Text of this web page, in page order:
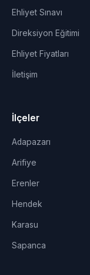
Ehliyet Sınavı
Direksiyon Eğitimi
Ehliyet Fiyatları
İletişim
İlçeler
Adapazarı
Arifiye
Erenler
Hendek
Karasu
Sapanca